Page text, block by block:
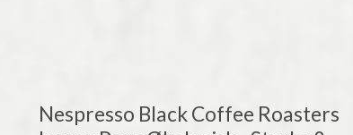
Nespresso Black Coffee Roasters